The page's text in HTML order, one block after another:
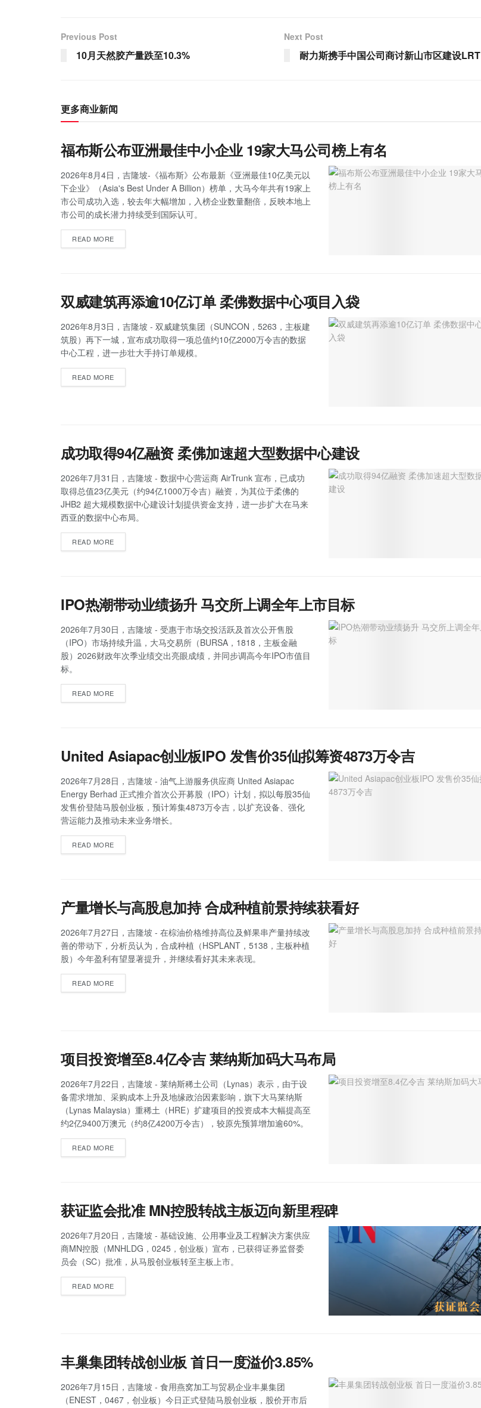
Previous Post
10月天然胶产量跌至10.3%
Next Post
耐力斯携手中国公司商讨新山市区建设LRT
更多商业新闻
福布斯公布亚洲最佳中小企业 19家大马公司榜上有名
2026年8月4日，吉隆坡-《福布斯》公布最新《亚洲最佳10亿美元以
下企业》（Asia's Best Under A Billion）榜单，大马今年共有19家上
市公司成功入选，较去年大幅增加，入榜企业数量翻倍，反映本地上
市公司的成长潜力持续受到国际认可。
READ MORE
双威建筑再添逾10亿订单 柔佛数据中心项目入袋
2026年8月3日，吉隆坡 - 双威建筑集团（SUNCON，5263，主板建
筑股）再下一城，宣布成功取得一项总值约10亿2000万令吉的数据
中心工程，进一步壮大手持订单规模。
READ MORE
成功取得94亿融资 柔佛加速超大型数据中心建设
2026年7月31日，吉隆坡 - 数据中心营运商 AirTrunk 宣布，已成功
取得总值23亿美元（约94亿1000万令吉）融资，为其位于柔佛的
JHB2 超大规模数据中心建设计划提供资金支持，进一步扩大在马来
西亚的数据中心布局。
READ MORE
IPO热潮带动业绩扬升 马交所上调全年上市目标
2026年7月30日，吉隆坡 - 受惠于市场交投活跃及首次公开售股
（IPO）市场持续升温，大马交易所（BURSA，1818，主板金融
股）2026财政年次季业绩交出亮眼成绩，并同步调高今年IPO市值目
标。
READ MORE
United Asiapac创业板IPO 发售价35仙拟筹资4873万令吉
2026年7月28日，吉隆坡 - 油气上游服务供应商 United Asiapac
Energy Berhad 正式推介首次公开募股（IPO）计划，拟以每股35仙
发售价登陆马股创业板，预计筹集4873万令吉，以扩充设备、强化
营运能力及推动未来业务增长。
READ MORE
产量增长与高股息加持 合成种植前景持续获看好
2026年7月27日，吉隆坡 - 在棕油价格维持高位及鲜果串产量持续改
善的带动下，分析员认为，合成种植（HSPLANT，5138，主板种植
股）今年盈利有望显著提升，并继续看好其未来表现。
READ MORE
项目投资增至8.4亿令吉 莱纳斯加码大马布局
2026年7月22日，吉隆坡 - 莱纳斯稀土公司（Lynas）表示，由于设
备需求增加、采购成本上升及地缘政治因素影响，旗下大马莱纳斯
（Lynas Malaysia）重稀土（HRE）扩建项目的投资成本大幅提高至
约2亿9400万澳元（约8亿4200万令吉），较原先预算增加逾60%。
READ MORE
获证监会批准 MN控股转战主板迈向新里程碑
2026年7月20日，吉隆坡 - 基础设施、公用事业及工程解决方案供应
商MN控股（MNHLDG，0245，创业板）宣布，已获得证券监督委
员会（SC）批准，从马股创业板转至主板上市。
READ MORE
丰巢集团转战创业板 首日一度溢价3.85%
2026年7月15日，吉隆坡 - 食用燕窝加工与贸易企业丰巢集团
（ENEST，0467，创业板）今日正式登陆马股创业板，股价开市后